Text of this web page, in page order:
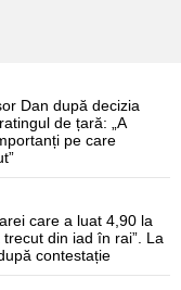
Dan după decizia
de țară: „A
pe care
care a luat 4,90 la
din iad în rai”. La
contestație